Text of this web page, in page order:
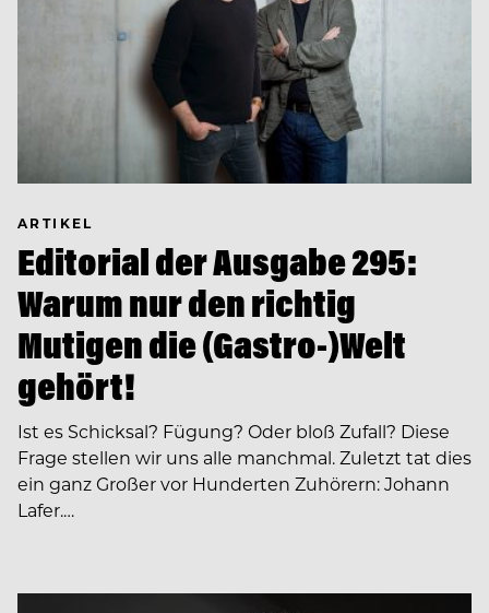
ARTIKEL
Editorial der Ausgabe 295:
Warum nur den richtig
Mutigen die (Gastro-)Welt
gehört!
Ist es Schicksal? Fügung? Oder bloß Zufall? Diese
Frage stellen wir uns alle manchmal. Zuletzt tat dies
ein ganz Großer vor Hunderten Zuhörern: Johann
Lafer.…